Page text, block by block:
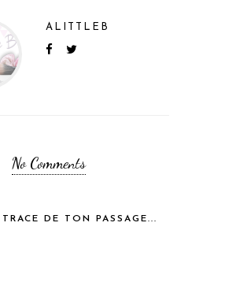
ALITTLEB
No Comments
DE TON PASSAGE...